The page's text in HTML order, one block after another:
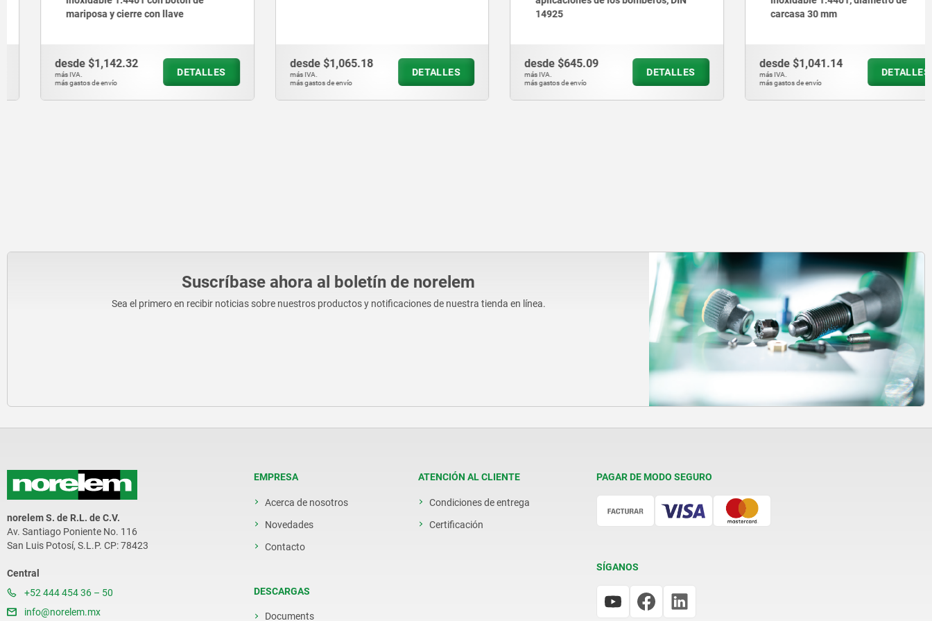
mariposa y cierre con llave
$1,142.32
más gastos de envío
DETALLES
$1,065.18
más gastos de envío
DETALLES
$645.09
más gastos de envío
DETALLES
carcasa 30 mm
$1,041.14
más gastos de envío
DETALLES
Suscríbase ahora al boletín de norelem
Sea el primero en recibir noticias sobre nuestros productos y notificaciones de nuestra tienda en línea.
norelem S. de R.L. de C.V.
Av. Santiago Poniente No. 116
San Luis Potosí, S.L.P. CP: 78423
Central
+52 444 454 36 – 50
info@norelem.mx
EMPRESA
Acerca de nosotros
Novedades
Contacto
DESCARGAS
Documents
ATENCIÓN AL CLIENTE
Condiciones de entrega
Certificación
PAGAR DE MODO SEGURO
SÍGANOS